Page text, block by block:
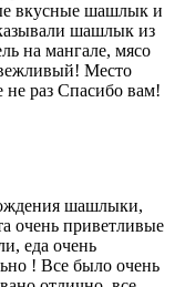
вкусные шашлык и
шашлык из
на мангале, мясо
Место
раз Спасибо вам!
шашлыки,
очень приветливые
еда очень
! Все было очень